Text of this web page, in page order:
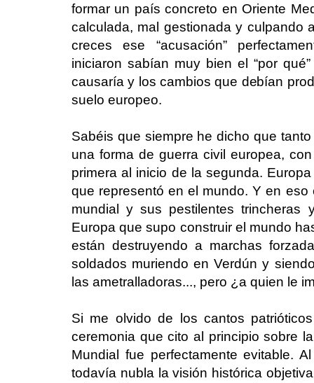
formar un país concreto en Oriente
calculada, mal gestionada y culpando
creces ese “acusación”
iniciaron sabían muy bien el “por
causaría y los cambios que debían
suelo europeo.
Sabéis que siempre he dicho que
una forma de guerra civil europea,
primera al inicio de la segunda.
que representó en el mundo. Y en
mundial y sus pestilentes trincheras
Europa que supo construir el mundo
están destruyendo a marchas
soldados muriendo en Verdún y
las ametralladoras..., pero ¿a quien le
Si me olvido de los cantos
ceremonia que cito al principio sobre
Mundial fue perfectamente evitable.
todavía nubla la visión histórica